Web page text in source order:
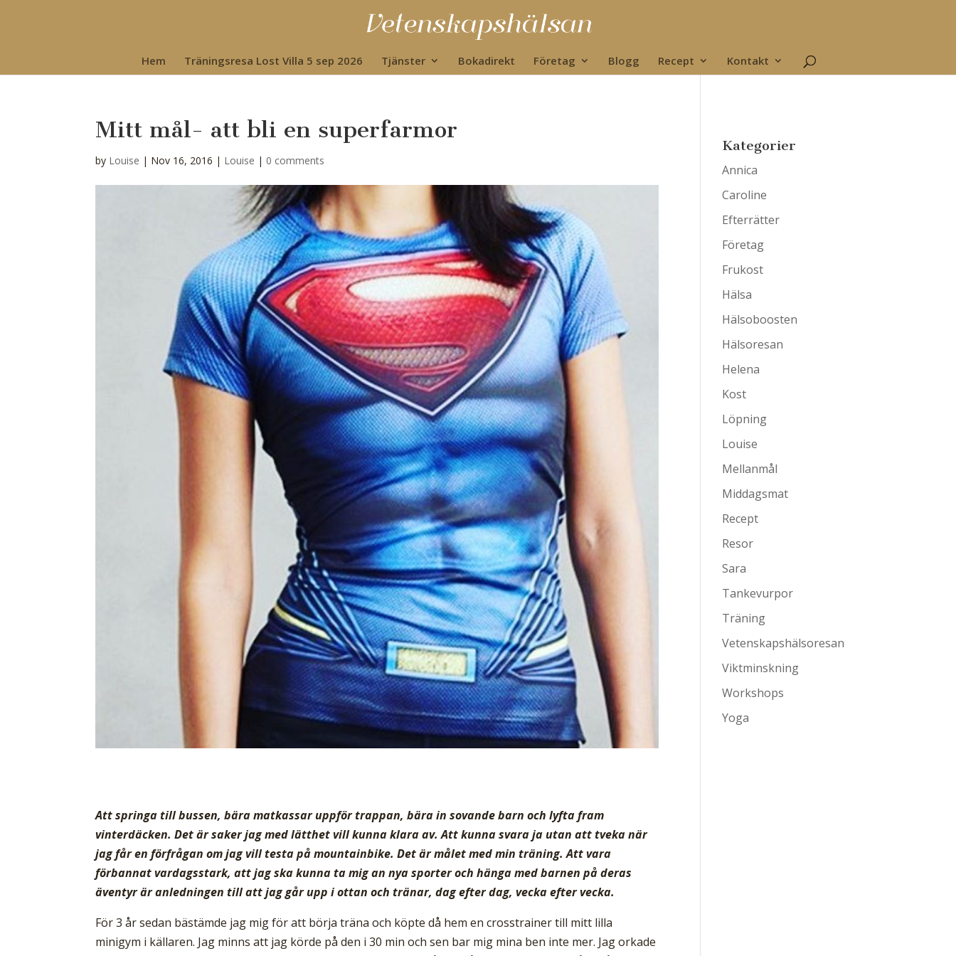
Hem Träningsresa Lost Villa 5 sep 2026 Tjänster Bokadirekt Företag Blogg Recept Kontakt
Mitt mål- att bli en superfarmor
by Louise | Nov 16, 2016 | Louise | 0 comments
Att springa till bussen, bära matkassar uppför trappan, bära in sovande barn och lyfta fram
vinterdäcken. Det är saker jag med lätthet vill kunna klara av. Att kunna svara ja utan att tveka när
jag får en förfrågan om jag vill testa på mountainbike. Det är målet med min träning. Att vara
förbannat vardagsstark, att jag ska kunna ta mig an nya sporter och hänga med barnen på deras
äventyr är anledningen till att jag går upp i ottan och tränar, dag efter dag, vecka efter vecka.
För 3 år sedan bästämde jag mig för att börja träna och köpte då hem en crosstrainer till mitt lilla
minigym i källaren. Jag minns att jag körde på den i 30 min och sen bar mig mina ben inte mer. Jag orkade
Kategorier
Annica
Caroline
Efterrätter
Företag
Frukost
Hälsa
Hälsoboosten
Hälsoresan
Helena
Kost
Löpning
Louise
Mellanmål
Middagsmat
Recept
Resor
Sara
Tankevurpor
Träning
Vetenskapshälsoresan
Viktminskning
Workshops
Yoga